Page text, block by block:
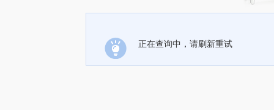
正在查询中，请刷新重试